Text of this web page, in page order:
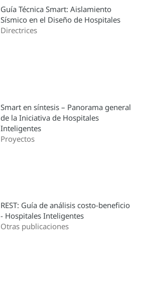
Guía Técnica Smart: Aislamiento
Sísmico en el Diseño de Hospitales
Directrices
Smart en síntesis – Panorama general
de la Iniciativa de Hospitales
Inteligentes
Proyectos
REST: Guía de análisis costo-beneficio
- Hospitales Inteligentes
Otras publicaciones